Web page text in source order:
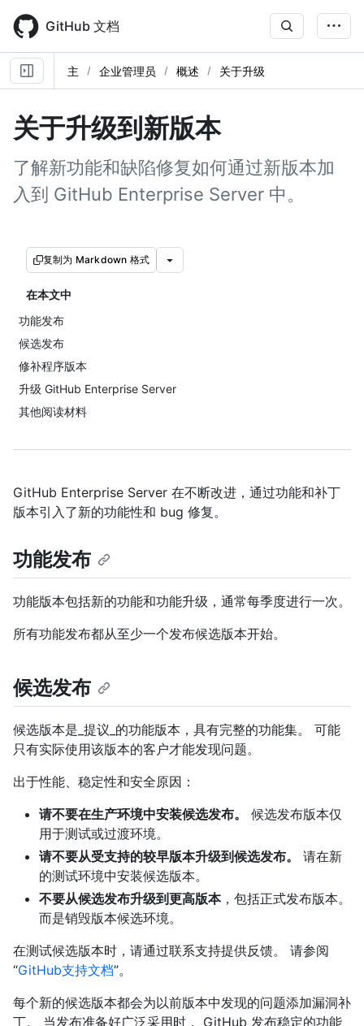
main
content
GitHub 文档
主 企业管理员 概述 关于升级
关于升级到新版本
了解新功能和缺陷修复如何通过新版本加
入到 GitHub Enterprise Server 中。
复制为 Markdown 格式
在本文中
功能发布
候选发布
修补程序版本
升级 GitHub Enterprise Server
其他阅读材料
GitHub Enterprise Server 在不断改进，通过功能和补丁
版本引入了新的功能性和 bug 修复。
功能发布
功能版本包括新的功能和功能升级，通常每季度进行一次。
所有功能发布都从至少一个发布候选版本开始。
候选发布
候选版本是_提议_的功能版本，具有完整的功能集。 可能
只有实际使用该版本的客户才能发现问题。
出于性能、稳定性和安全原因：
请不要在生产环境中安装候选发布。
候选发布版本仅
用于测试或过渡环境。
请不要从受支持的较早版本升级到候选发布。
请在新
的测试环境中安装候选版本。
不要从候选发布升级到更高版本，包括正式发布版本。
而是销毁版本候选环境。
在测试候选版本时，请通过联系支持提供反馈。 请参阅
“GitHub支持文档”。
每个新的候选版本都会为以前版本中发现的问题添加漏洞补
丁。 当发布准备好广泛采用时， GitHub 发布稳定的功能